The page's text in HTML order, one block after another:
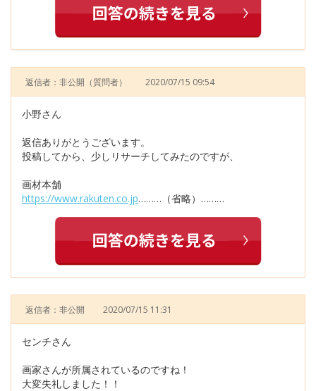
返信者：非公開 （質問者） 2020/07/15 09:54
小野さん
返信ありがとうございます。
投稿してから、少しリサーチしてみたのですが、
画材本舗
https://www.rakuten.co.jp………（省略）………
返信者：非公開 2020/07/15 11:31
センチさん
画家さんが所属されているのですね！
大変失礼しました！！